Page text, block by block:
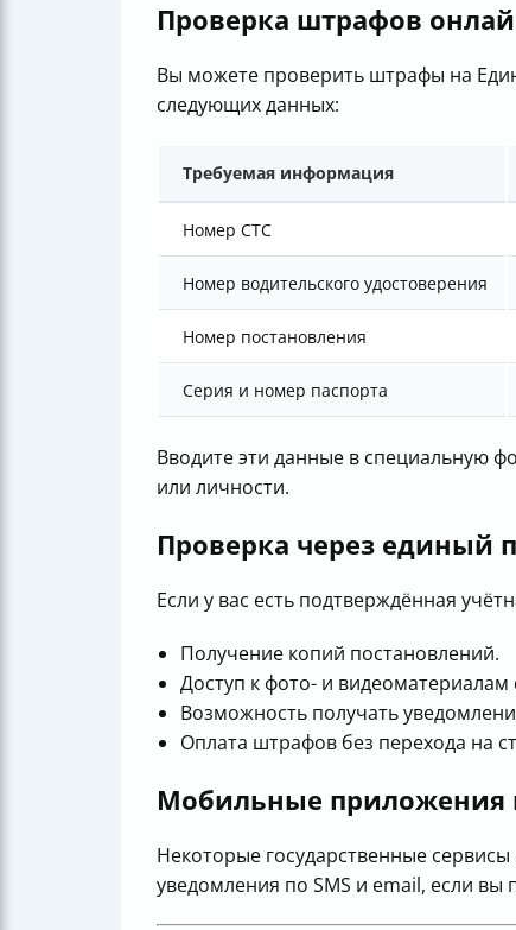
Проверка штрафов
Вы можете проверить штрафы на
следующих данных:
Требуемая информация
Номер СТС
Номер водительского удостоверения
Номер постановления
Серия и номер паспорта
Вводите эти данные в специальную
или личности.
Проверка через единый
Если у вас есть подтверждённая
Получение копий постановлений.
Доступ к фото- и
Возможность получать
Оплата штрафов без перехода на
Мобильные приложения
Некоторые государственные
уведомления по SMS и email, если вы